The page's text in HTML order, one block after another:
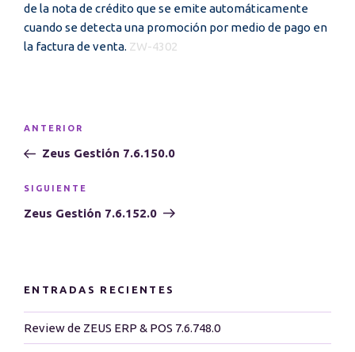
de la nota de crédito que se emite automáticamente
cuando se detecta una promoción por medio de pago en
la factura de venta. ZW-4302
entradas
Entrada
anterior:
ANTERIOR
Zeus Gestión 7.6.150.0
Siguiente
entrada
SIGUIENTE
Zeus Gestión 7.6.152.0
ENTRADAS RECIENTES
Review de ZEUS ERP & POS 7.6.748.0